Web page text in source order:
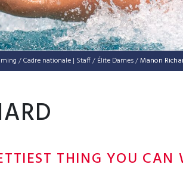
/Cadre nationale | Staff/ Élite Dames/Manon
THING YOU CAN